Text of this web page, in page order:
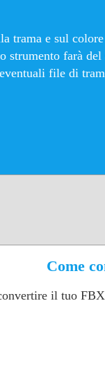
trama e sul
strumento farà del
file di
Come
il tuo